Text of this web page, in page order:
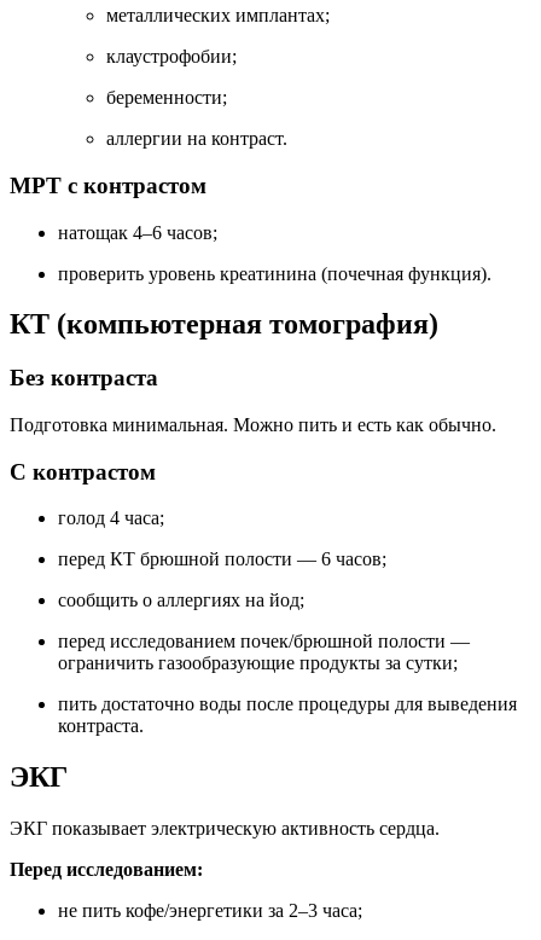
металлических имплантах;
клаустрофобии;
беременности;
аллергии на контраст.
МРТ с контрастом
натощак 4–6 часов;
проверить уровень креатинина (почечная функция).
КТ (компьютерная томография)
Без контраста
Подготовка минимальная. Можно пить и есть как обычно.
С контрастом
голод 4 часа;
перед КТ брюшной полости — 6 часов;
сообщить о аллергиях на йод;
перед исследованием почек/брюшной полости —
ограничить газообразующие продукты за сутки;
пить достаточно воды после процедуры для выведения
контраста.
ЭКГ
ЭКГ показывает электрическую активность сердца.
Перед исследованием:
не пить кофе/энергетики за 2–3 часа;